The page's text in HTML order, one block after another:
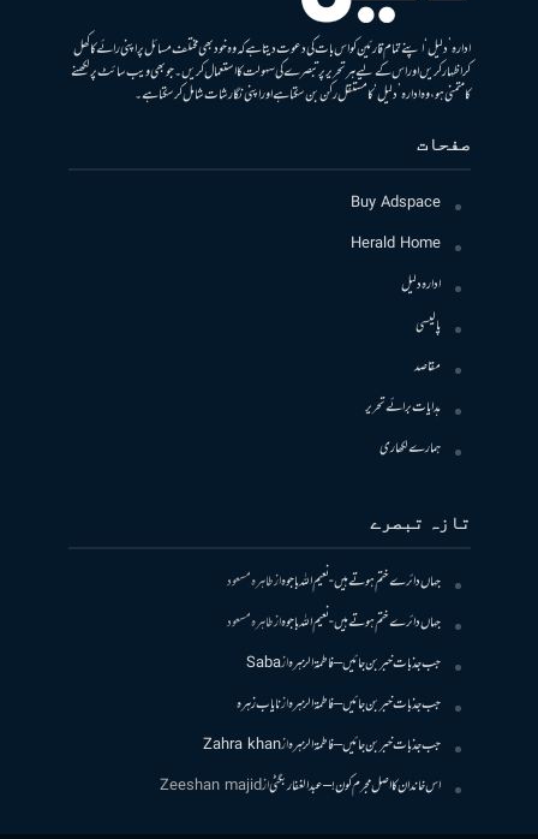
ادارہ ’دلیل‘ اپنے تمام قارئین کو اس بات کی دعوت دیتا ہے کہ وہ خود بھی مختلف مسائل پر اپنی رائے کا کھل
کر اظہار کریں اور اس کے لیے ہر تحریر پر تبصرے کی سہولت کا استعمال کریں۔ جو بھی ویب سائٹ پر لکھنے
کا متمنی ہو، وہ ادارہ ’دلیل‘ کا مستقل رکن بن سکتا ہے اور اپنی نگارشات شامل کرسکتا ہے۔
صفحات
Buy Adspace
Herald Home
ادارہ دلیل
پالیسی
مقاصد
ہدایات برائے تحریر
ہمارے لکھاری
تازہ تبصرے
جہاں دائرے ختم ہوتے ہیں- نعیم اللہ باجوہازطاہرہ مسعود
جہاں دائرے ختم ہوتے ہیں- نعیم اللہ باجوہازطاہرہ مسعود
جب جذبات خبر بن جائیں – فاطمۃالزہرہازSaba
جب جذبات خبر بن جائیں – فاطمۃالزہرہازنایاب زہرہ
جب جذبات خبر بن جائیں – فاطمۃالزہرہازZahra khan
اس خاندان کا اصل مجرم کون! – عبدالغفار بگٹیازZeeshan majid